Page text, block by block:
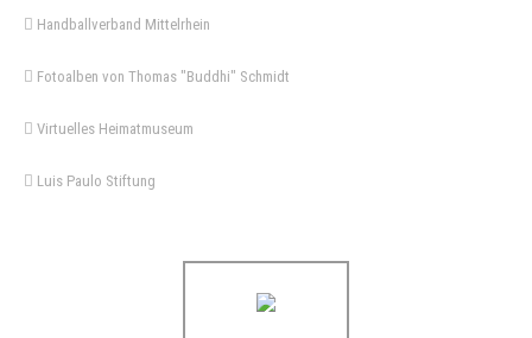
Handballverband Mittelrhein
Fotoalben von Thomas "Buddhi" Schmidt
Virtuelles Heimatmuseum
Luis Paulo Stiftung